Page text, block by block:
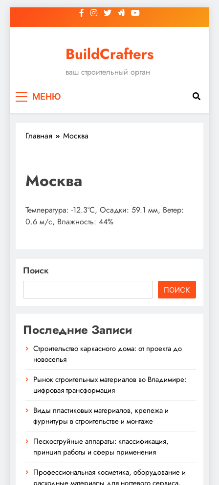
к
BuildCrafters
ваш строительный орган
МЕНЮ
Главная Москва
Москва
Температура: -12.3°C, Осадки: 59.1 мм, Ветер:
0.6 м/с, Влажность: 44%
Поиск
ПОИСК
Последние Записи
Строительство каркасного дома: от проекта до
новоселья
Рынок строительных материалов во Владимире:
цифровая трансформация
Виды пластиковых материалов, крепежа и
фурнитуры в строительстве и монтаже
Пескоструйные аппараты: классификация,
принцип работы и сферы применения
Профессиональная косметика, оборудование и